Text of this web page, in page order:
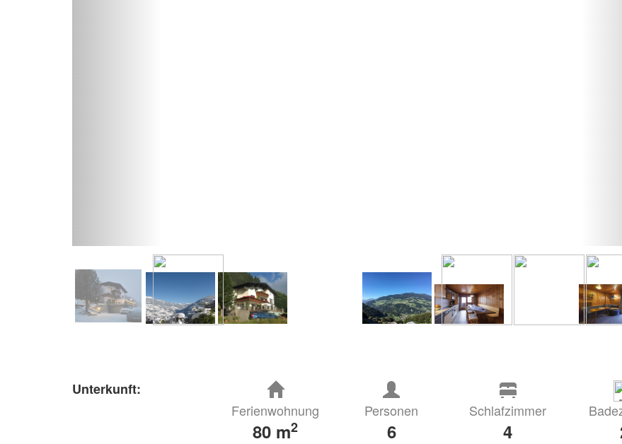
Unterkunft:
Ferienwohnung
80 m2
Personen
6
Schlafzimmer
4